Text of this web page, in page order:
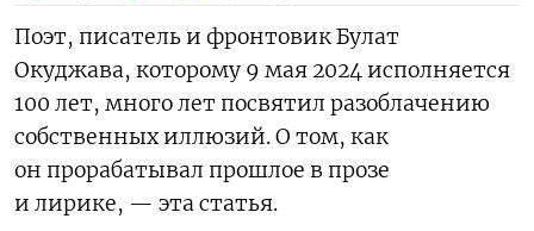
Поэт, писатель и фронтовик Булат
Окуджава, которому 9 мая 2024 исполняется
100 лет, много лет посвятил разоблачению
собственных иллюзий. О том, как
он прорабатывал прошлое в прозе
и лирике, — эта статья.